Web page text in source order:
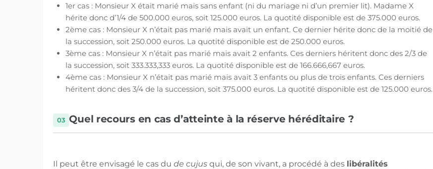
1er cas : Monsieur X était marié mais sans enfant (ni du mariage ni d’un premier lit). Madame X
hérite donc d’1/4 de 500.000 euros, soit 125.000 euros. La quotité disponible est de 375.000 euros.
2ème cas : Monsieur X n’était pas marié mais avait un enfant. Ce dernier hérite donc de la moitié de
la succession, soit 250.000 euros. La quotité disponible est de 250.000 euros.
3ème cas : Monsieur X n’était pas marié mais avait 2 enfants. Ces derniers héritent donc des 2/3 de
la succession, soit 333.333,333 euros. La quotité disponible est de 166.666,667 euros.
4ème cas : Monsieur X n’était pas marié mais avait 3 enfants ou plus de trois enfants. Ces derniers
héritent donc des 3/4 de la succession, soit 375.000 euros. La quotité disponible est de 125.000 euros.
Quel recours en cas d’atteinte à la réserve héréditaire ?
Il peut être envisagé le cas du de cujus qui, de son vivant, a procédé à des libéralités